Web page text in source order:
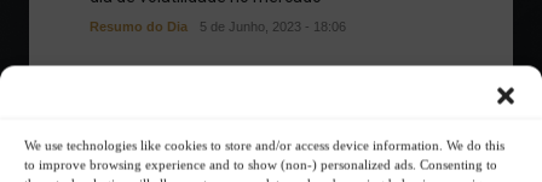
We use technologies like cookies to store and/or access device information. We do this
to improve browsing experience and to show (non-) personalized ads. Consenting to
Resumo do Dia 5 de Junho, 2023 - 18:06
Sua Jornada Investidora